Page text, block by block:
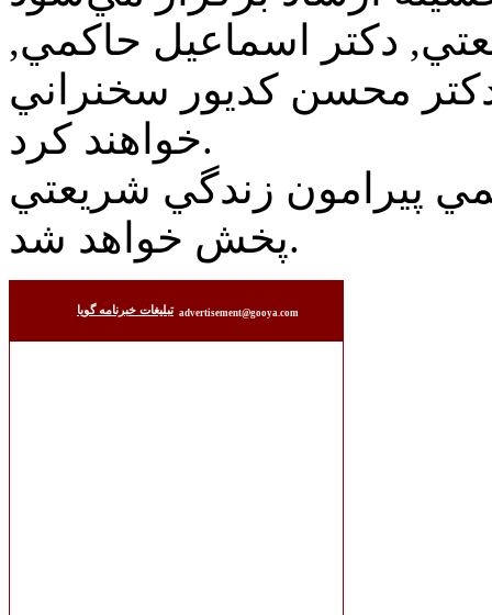
دکتر اسماعيل حاکمي,
محسن کديور سخنراني
خواهند کرد.
پيرامون زندگي شريعتي
پخش خواهد شد.
تبليغات خبرنامه گويا advertisement@gooya.com